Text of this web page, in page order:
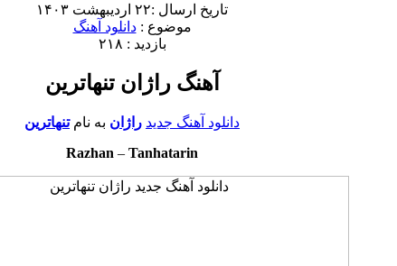
تاریخ ارسال :۲۲ اردیبهشت ۱۴۰۳
موضوع :دانلود آهنگ
بازدید : ۲۱۸
آهنگ راژان تنهاترین
دانلود آهنگ جدید راژان به نامتنهاترین
Razhan – Tanhatarin